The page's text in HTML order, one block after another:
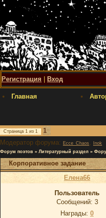
Регистрация Вход
Главная
Страница 1 из 1
1
Модератор форума: Ecce_Chaos ,
Inok
Форум поэтов » Литературный раздел »
Корпоративное задание
Елена66
Пользователь
Сообщений: 3
Награды: 0